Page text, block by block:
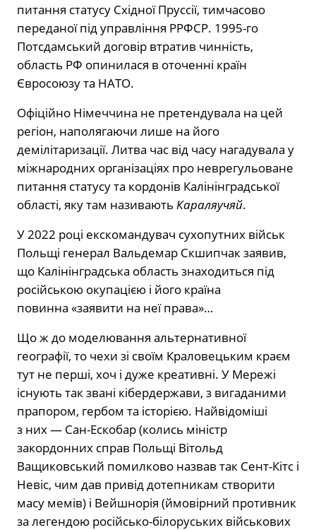
питання статусу Східної Пруссії, тимчасово
переданої під управління РРФСР. 1995-го
Потсдамський договір втратив чинність,
область РФ опинилася в оточенні країн
Євросоюзу та НАТО.
Офіційно Німеччина не претендувала на цей
регіон, наполягаючи лише на його
демілітаризації. Литва час від часу нагадувала у
міжнародних організаціях про неврегульоване
питання статусу та кордонів Калінінградської
області, яку там називають Караляучяй.
У 2022 році екскомандувач сухопутних військ
Польщі генерал Вальдемар Скшипчак заявив,
що Калінінградська область знаходиться під
російською окупацією і його країна
повинна «заявити на неї права»…
Що ж до моделювання альтернативної
географії, то чехи зі своїм Краловецьким краєм
тут не перші, хоч і дуже креативні. У Мережі
існують так звані кібердержави, з вигаданими
прапором, гербом та історією. Найвідоміші
з них — Сан-Ескобар (колись міністр
закордонних справ Польщі Вітольд
Ващиковський помилково назвав так Сент-Кітс і
Невіс, чим дав привід дотепникам створити
масу мемів) і Вейшнорія (ймовірний противник
за легендою російсько-білоруських військових